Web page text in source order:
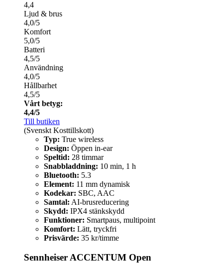
4,4
Ljud & brus
4,0/5
Komfort
5,0/5
Batteri
4,5/5
Användning
4,0/5
Hållbarhet
4,5/5
Vårt betyg:
4,4/5
Till butiken
(Svenskt Kosttillskott)
Typ: True wireless
Design: Öppen in-ear
Speltid: 28 timmar
Snabbladdning: 10 min, 1 h
Bluetooth: 5.3
Element: 11 mm dynamisk
Kodekar: SBC, AAC
Samtal: AI-brusreducering
Skydd: IPX4 stänkskydd
Funktioner: Smartpaus, multipoint
Komfort: Lätt, tryckfri
Prisvärde: 35 kr/timme
Sennheiser ACCENTUM Open